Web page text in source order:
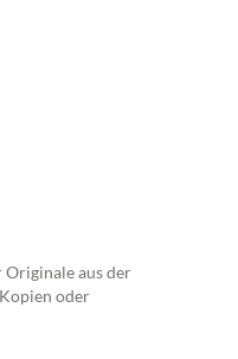
Originale aus der
oder